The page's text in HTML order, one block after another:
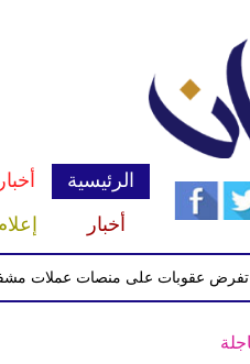
الرئيسية
أخبار
عقوبات على منصات عملات مشفرة